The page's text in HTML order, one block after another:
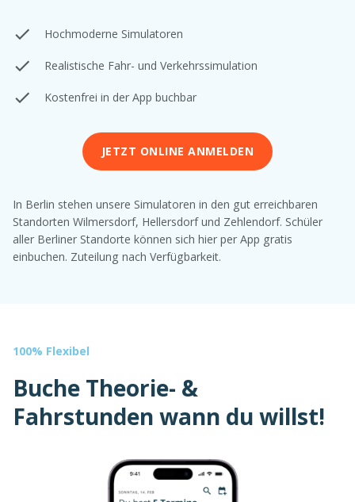
Hochmoderne Simulatoren
Realistische Fahr- und Verkehrssimulation
Kostenfrei in der App buchbar
JETZT ONLINE ANMELDEN
In Berlin stehen unsere Simulatoren in den gut erreichbaren
Standorten Wilmersdorf, Hellersdorf und Zehlendorf. Schüler
aller Berliner Standorte können sich hier per App gratis
einbuchen. Zuteilung nach Verfügbarkeit.
100% Flexibel
Buche Theorie- &
Fahrstunden wann du willst!